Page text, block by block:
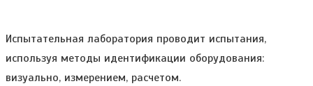
Испытательная лаборатория проводит испытания,
используя методы идентификации оборудования:
визуально, измерением, расчетом.